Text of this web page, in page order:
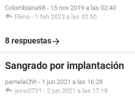
Colombiana98 - 15 nov 2019 a las 02:40
Elena - 1 feb 2023 a las 02:50
8 respuestas
Sangrado por implantación
pamelaChh - 1 jun 2021 a las 16:28
jessi2731 - 2 jun 2021 a las 17:19